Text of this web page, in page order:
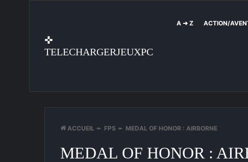
✜
TELECHARGERJEUXPC
A ➜ Z ACTION/
ACCUEIL ➛ FPS ➛ MEDAL OF HONOR : AIRBORNE
MEDAL OF HONOR :